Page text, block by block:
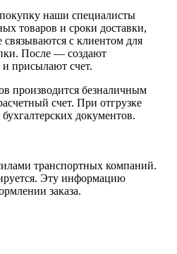
наши специалисты
товаров и сроки доставки,
с клиентом для
После — создают
присылают счет.
производится безналичным
счет. При отгрузке
документов.
транспортных компаний.
Эту информацию
заказа.